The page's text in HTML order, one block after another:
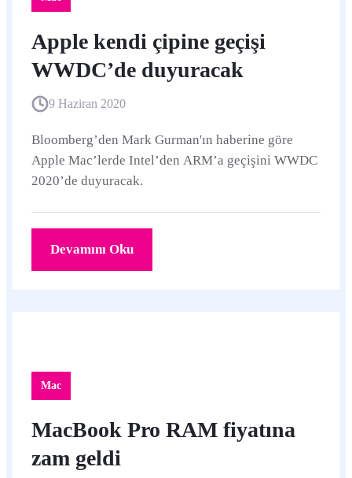
Apple kendi çipine geçişi
WWDC’de duyuracak
9 Haziran 2020
Bloomberg’den Mark Gurman'ın haberine göre
Apple Mac’lerde Intel’den ARM’a geçişini WWDC
2020’de duyuracak.
Devamını Oku
Mac
MacBook Pro RAM fiyatına
zam geldi